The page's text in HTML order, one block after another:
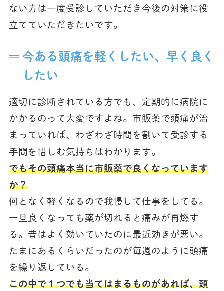
ない方は一度受診していただき今後の対策に役
立てていただきたいです。
今ある頭痛を軽くしたい、早く良く
したい
適切に診断されている方でも、定期的に病院に
かかるのって大変ですよね。市販薬で頭痛が治
まっていれば、わざわざ時間を割いて受診する
手間を惜しむ気持ちはわかります。
でもその頭痛本当に市販薬で良くなっています
か？
何となく軽くなるので我慢して仕事をしてる。
一旦良くなっても薬が切れると痛みが再燃す
る。昔はよく効いていたのに最近効きが悪い。
たまにあるくらいだったのが毎週のように頭痛
を繰り返している。
この中で１つでも当てはまるものがあれば、頭